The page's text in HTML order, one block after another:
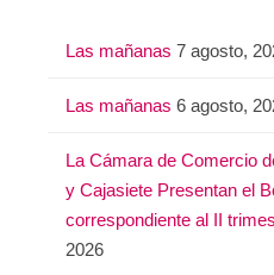
Las mañanas 7 agosto,
Las mañanas 6 agosto,
La Cámara de Comercio
y Cajasiete Presentan el
correspondiente al II
2026